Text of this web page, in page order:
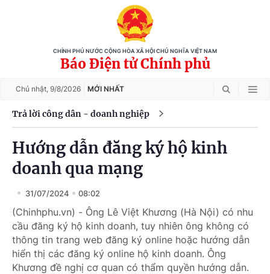
CHÍNH PHỦ NƯỚC CỘNG HÒA XÃ HỘI CHỦ NGHĨA VIỆT NAM
Báo Điện tử Chính phủ
Chủ nhật, 9/8/2026 MỚI NHẤT
Trả lời công dân - doanh nghiệp
Hướng dẫn đăng ký hộ kinh
doanh qua mạng
31/07/2024 08:02
(Chinhphu.vn) - Ông Lê Việt Khương (Hà Nội) có nhu
cầu đăng ký hộ kinh doanh, tuy nhiên ông không có
thông tin trang web đăng ký online hoặc hướng dẫn
hiển thị các đăng ký online hộ kinh doanh. Ông
Khương đề nghị cơ quan có thẩm quyền hướng dẫn.